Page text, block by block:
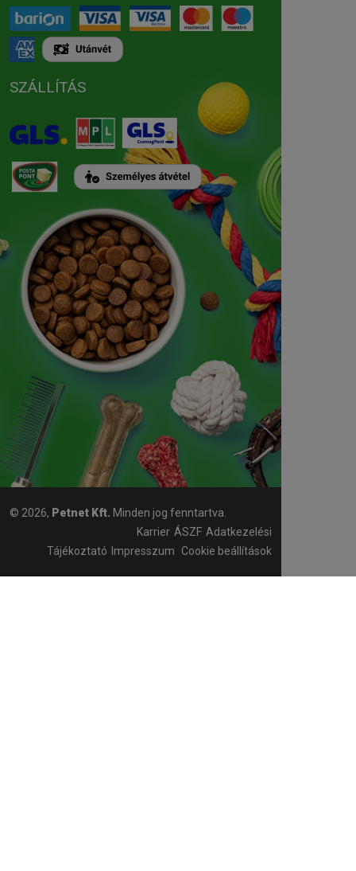
SZÁLLÍTÁS
© 2026, Petnet Kft. Minden jog fenntartva.
Karrier ÁSZF Adatkezelési
Tájékoztató
Impresszum Cookie beállítások